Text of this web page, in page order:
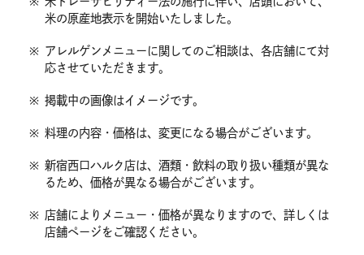
米の原産地表示を開始いたしました。
※ アレルゲンメニューに関してのご相談は、各店舗にて対
応させていただきます。
※ 掲載中の画像はイメージです。
※ 料理の内容・価格は、変更になる場合がございます。
※ 新宿西口ハルク店は、酒類・飲料の取り扱い種類が異な
るため、価格が異なる場合がございます。
※ 店舗によりメニュー・価格が異なりますので、詳しくは
店舗ページをご確認ください。